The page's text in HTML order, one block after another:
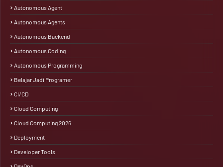
Autonomous Agent
Autonomous Agents
Autonomous Backend
Autonomous Coding
Autonomous Programming
Belajar Jadi Programer
CI/CD
Cloud Computing
Cloud Computing 2026
Deployment
Developer Tools